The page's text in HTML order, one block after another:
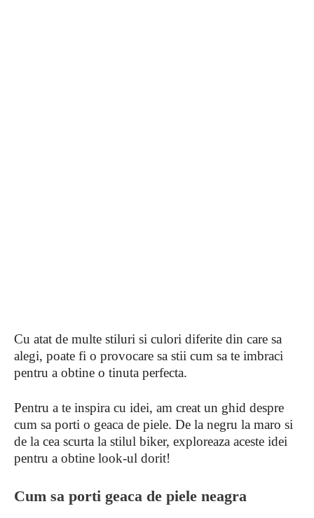
Cu atat de multe stiluri si culori diferite din care sa
alegi, poate fi o provocare sa stii cum sa te imbraci
pentru a obtine o tinuta perfecta.
Pentru a te inspira cu idei, am creat un ghid despre
cum sa porti o geaca de piele. De la negru la maro si
de la cea scurta la stilul biker, exploreaza aceste idei
pentru a obtine look-ul dorit!
Cum sa porti geaca de piele neagra